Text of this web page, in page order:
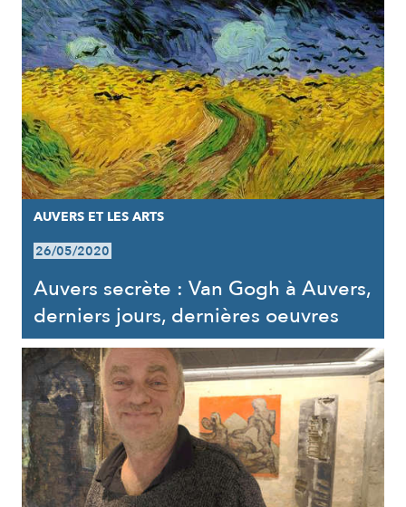
AUVERS ET LES ARTS
26/05/2020
Auvers secrète : Van Gogh à Auvers,
derniers jours, dernières oeuvres